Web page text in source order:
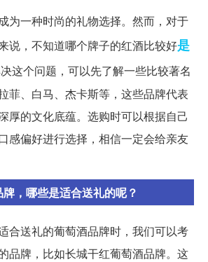
为一种时尚的礼物选择。然而，对于
说，不知道哪个牌子的红酒比较好是
这个问题，可以先了解一些比较著名
菲、白马、杰卡斯等，这些品牌代表
厚的文化底蕴。选购时可以根据自己
感偏好进行选择，相信一定会给亲友
，哪些是适合送礼的呢？
合送礼的葡萄酒品牌时，我们可以考
品牌，比如长城干红葡萄酒品牌。这